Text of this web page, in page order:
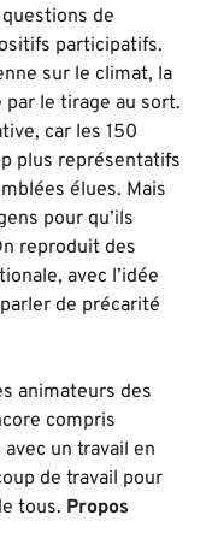
de
participatifs.
sur le climat, la
par le tirage au sort.
car les 150
plus représentatifs
élues. Mais
pour qu’ils
reproduit des
avec l’idée
de précarité
animateurs des
compris
un travail en
de travail pour
tous. Propos